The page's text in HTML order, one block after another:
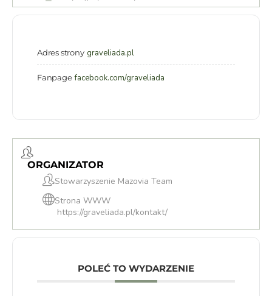
Adres strony graveliada.pl
Fanpage facebook.com/graveliada
ORGANIZATOR
Stowarzyszenie Mazovia Team
Strona WWW
https://graveliada.pl/kontakt/
POLEĆ TO WYDARZENIE